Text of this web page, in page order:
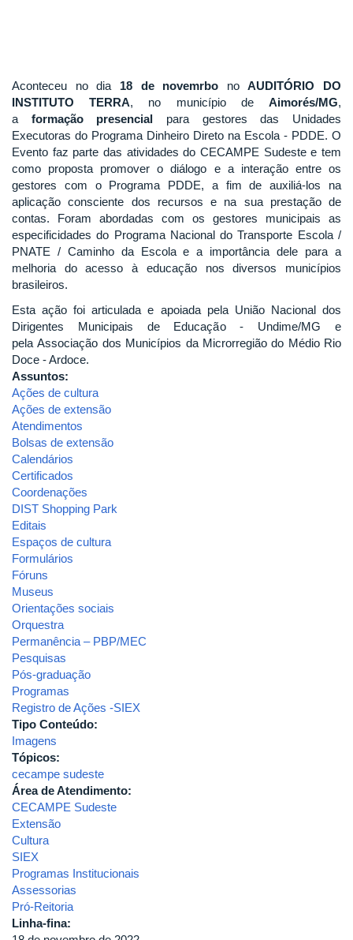
Aconteceu no dia 18 de novemrbo noAUDITÓRIO DO
INSTITUTO TERRA, no município deAimorés/MG,
a formação presencial para gestores das Unidades
Executoras do Programa Dinheiro Direto na Escola - PDDE. O
Evento faz parte das atividades do CECAMPE Sudeste e tem
como proposta promover o diálogo e a interação entre os
gestores com o Programa PDDE, a fim de auxiliá-los na
aplicação consciente dos recursos e na sua prestação de
contas. Foram abordadas com os gestores municipais as
especificidades do Programa Nacional do Transporte Escola /
PNATE / Caminho da Escola e a importância dele para a
melhoria do acesso à educação nos diversos municípios
brasileiros.
Esta ação foi articulada e apoiada pela União Nacional dos
Dirigentes Municipais de Educação - Undime/MG e
pela Associação dos Municípios da Microrregião do Médio Rio
Doce - Ardoce.
Assuntos:
Ações de cultura
Ações de extensão
Atendimentos
Bolsas de extensão
Calendários
Certificados
Coordenações
DIST Shopping Park
Editais
Espaços de cultura
Formulários
Fóruns
Museus
Orientações sociais
Orquestra
Permanência – PBP/MEC
Pesquisas
Pós-graduação
Programas
Registro de Ações -SIEX
Tipo Conteúdo:
Imagens
Tópicos:
cecampe sudeste
Área de Atendimento:
CECAMPE Sudeste
Extensão
Cultura
SIEX
Programas Institucionais
Assessorias
Pró-Reitoria
Linha-fina: